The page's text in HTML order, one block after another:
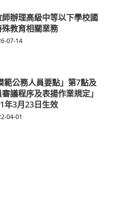
辦理高級中等以下學校國
教育相關業務
07-14
公務人員要點」第7點及
議程序及表揚作業規定」
年3月23日生效
04-01